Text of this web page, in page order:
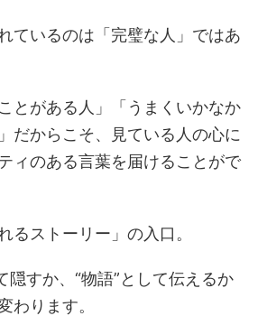
ているのは「完璧な人」ではあ
とがある人」「うまくいかなか
だからこそ、見ている人の心に
ィのある言葉を届けることがで
るストーリー」の入口。
隠すか、“物語”として伝えるか
わります。